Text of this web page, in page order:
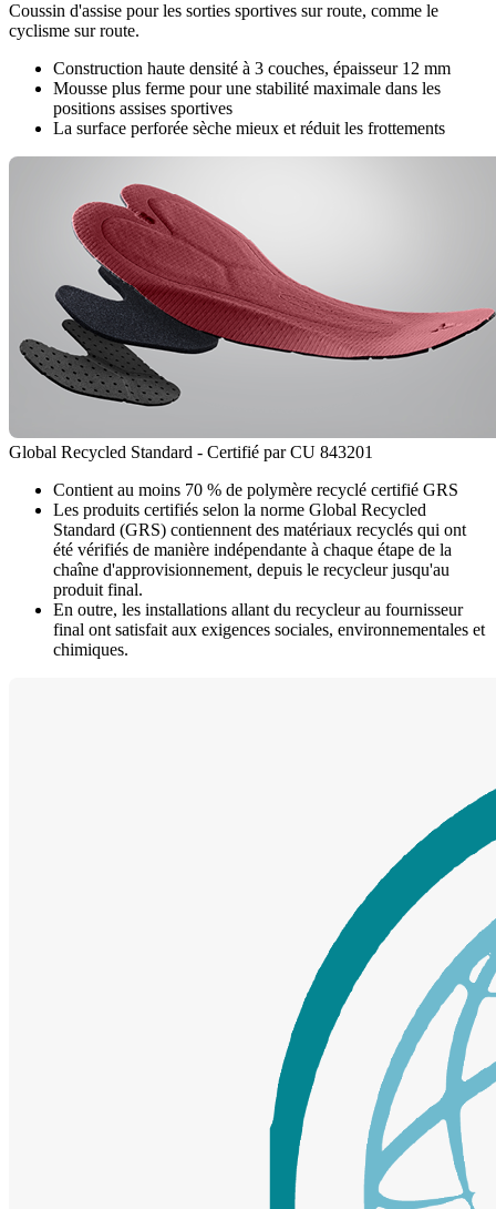
Coussin d'assise pour les sorties sportives sur route, comme le
cyclisme sur route.
Construction haute densité à 3 couches, épaisseur 12 mm
Mousse plus ferme pour une stabilité maximale dans les
positions assises sportives
La surface perforée sèche mieux et réduit les frottements
Global Recycled Standard - Certifié par CU 843201
Contient au moins 70 % de polymère recyclé certifié GRS
Les produits certifiés selon la norme Global Recycled
Standard (GRS) contiennent des matériaux recyclés qui ont
été vérifiés de manière indépendante à chaque étape de la
chaîne d'approvisionnement, depuis le recycleur jusqu'au
produit final.
En outre, les installations allant du recycleur au fournisseur
final ont satisfait aux exigences sociales, environnementales et
chimiques.